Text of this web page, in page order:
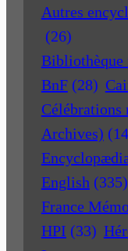
Autres
(26)
Bibliothèque
BnF (28)
Célébrations
Archives)
English (335)
France
HPI (33)